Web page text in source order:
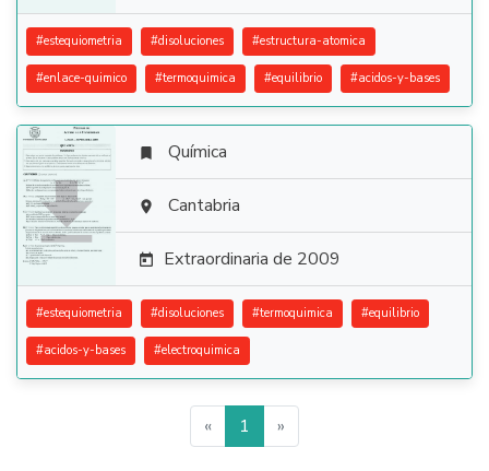
#estequiometria #disoluciones #estructura-atomica
#enlace-quimico #termoquimica #equilibrio #acidos-y-bases

 Química
 Cantabria
 Extraordinaria de 2009
#estequiometria #disoluciones #termoquimica #equilibrio
#acidos-y-bases #electroquimica
« 1 »